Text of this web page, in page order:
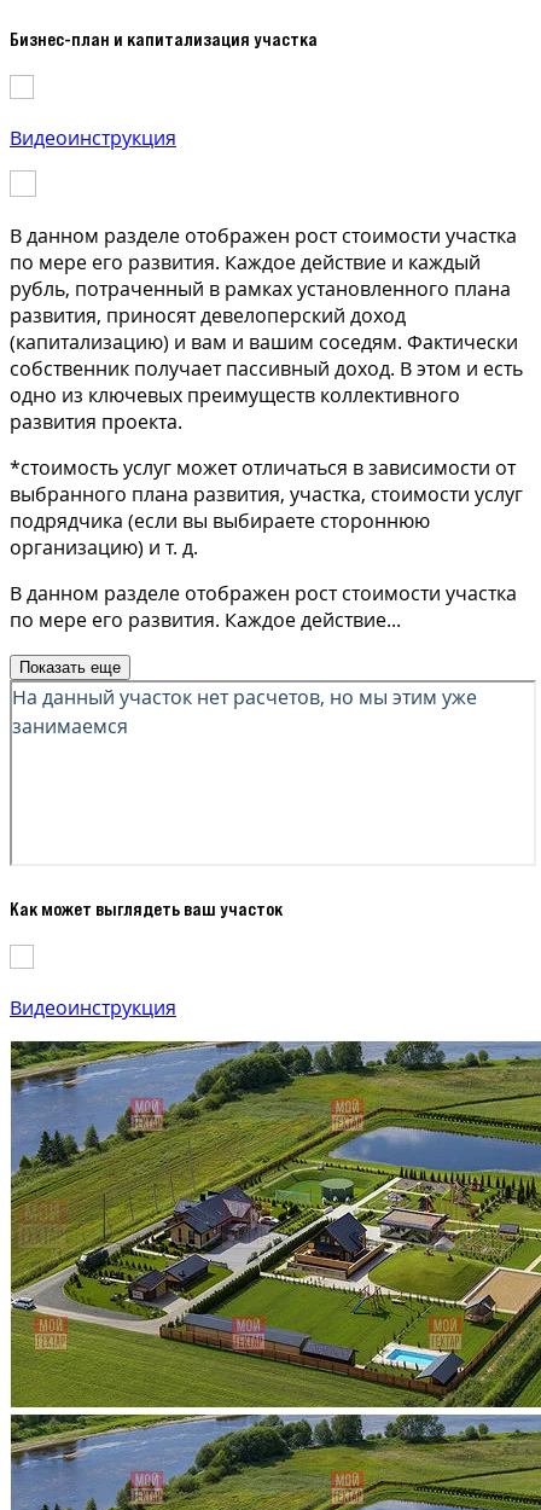
Бизнес-план и капитализация участка
Видеоинструкция
В данном разделе отображен рост стоимости участка
по мере его развития. Каждое действие и каждый
рубль, потраченный в рамках установленного плана
развития, приносят девелоперский доход
(капитализацию) и вам и вашим соседям. Фактически
собственник получает пассивный доход. В этом и есть
одно из ключевых преимуществ коллективного
развития проекта.
*стоимость услуг может отличаться в зависимости от
выбранного плана развития, участка, стоимости услуг
подрядчика (если вы выбираете стороннюю
организацию) и т. д.
В данном разделе отображен рост стоимости участка
по мере его развития. Каждое действие...
Показать еще
Как может выглядеть ваш участок
Видеоинструкция